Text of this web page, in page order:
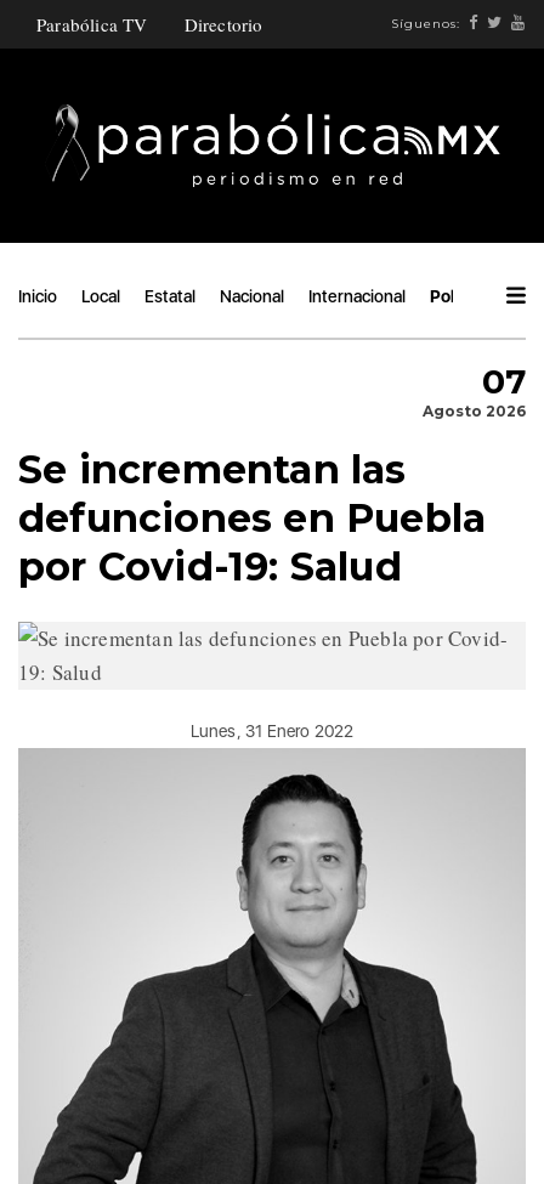
Parabólica TV Directorio Síguenos:
Inicio Local Estatal Nacional Internacional Política
07
Agosto 2026
Se incrementan las
defunciones en Puebla
por Covid-19: Salud
Lunes, 31 Enero 2022